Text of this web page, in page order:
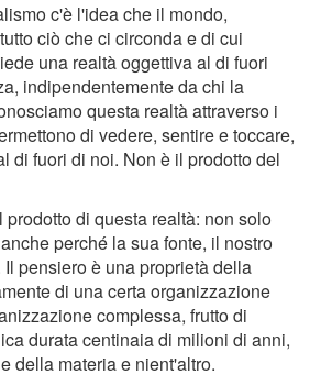
c'è l'idea che il mondo,
ciò che ci circonda e di cui
una realtà oggettiva al di fuori
indipendentemente da chi la
questa realtà attraverso i
di vedere, sentire e toccare,
di fuori di noi. Non è il prodotto del
di questa realtà: non solo
perché la sua fonte, il nostro
pensiero è una proprietà della
di una certa organizzazione
complessa, frutto di
durata centinaia di milioni di anni,
della materia e nient'altro.